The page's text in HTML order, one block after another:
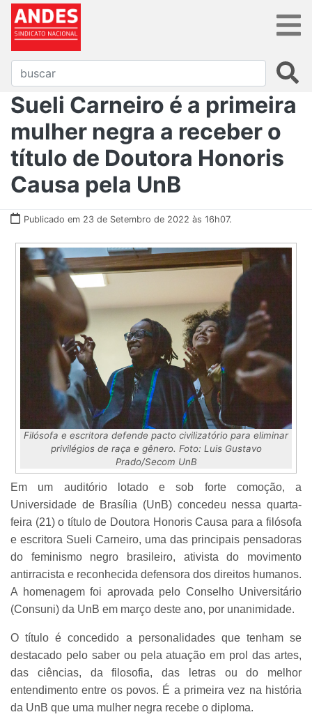
Sueli Carneiro é a primeira
mulher negra a receber o
título de Doutora Honoris
Causa pela UnB
Publicado em 23 de Setembro de 2022 às 16h07.
Filósofa e escritora defende pacto civilizatório para eliminar
privilégios de raça e gênero. Foto: Luis Gustavo
Prado/Secom UnB
Em um auditório lotado e sob forte comoção, a
Universidade de Brasília (UnB) concedeu nessa quarta-
feira (21) o título de Doutora Honoris Causa para a filósofa
e escritora Sueli Carneiro, uma das principais pensadoras
do feminismo negro brasileiro, ativista do movimento
antirracista e reconhecida defensora dos direitos humanos.
A homenagem foi aprovada pelo Conselho Universitário
(Consuni) da UnB em março deste ano, por unanimidade.
O título é concedido a personalidades que tenham se
destacado pelo saber ou pela atuação em prol das artes,
das ciências, da filosofia, das letras ou do melhor
entendimento entre os povos. É a primeira vez na história
da UnB que uma mulher negra recebe o diploma.